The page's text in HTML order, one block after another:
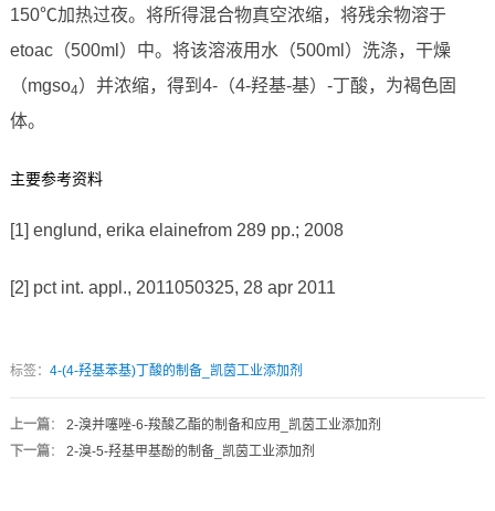
150℃加热过夜。将所得混合物真空浓缩，将残余物溶于
etoac（500ml）中。将该溶液用水（500ml）洗涤，干燥
（mgso4）并浓缩，得到4-（4-羟基-基）-丁酸，为褐色固
体。
主要参考资料
[1] englund, erika elainefrom 289 pp.; 2008
[2] pct int. appl., 2011050325, 28 apr 2011
标签： 4-(4-羟基苯基)丁酸的制备_凯茵工业添加剂
上一篇： 2-溴并噻唑-6-羧酸乙酯的制备和应用_凯茵工业添加剂
下一篇： 2-溴-5-羟基甲基酚的制备_凯茵工业添加剂